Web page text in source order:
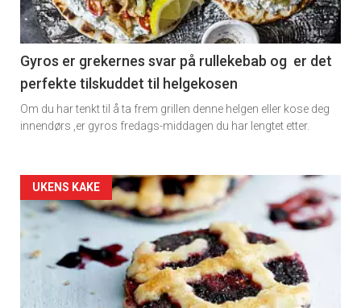
Gyros er grekernes svar på rullekebab og er det
perfekte tilskuddet til helgekosen
Om du har tenkt til å ta frem grillen denne helgen eller kose deg
innendørs ,er gyros fredags-middagen du har lengtet etter.
Forsiden
akkurat
nå
UKENS KAKE